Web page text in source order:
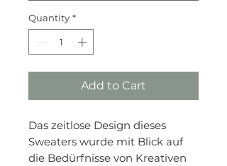
Quantity *
Add to Cart
Das zeitlose Design dieses
Sweaters wurde mit Blick auf
die Bedürfnisse von Kreativen